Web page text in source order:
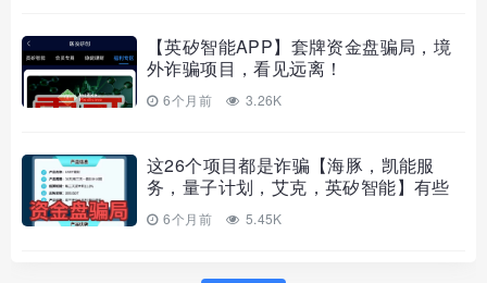
【英矽智能APP】套牌资金盘骗局，境
外诈骗项目，看见远离！
6个月前 3.26K
这26个项目都是诈骗【海豚，凯能服
务，量子计划，艾克，英矽智能】有些
已经收割跑路，赶紧远离，别再被骗
了！6个月前 5.45K